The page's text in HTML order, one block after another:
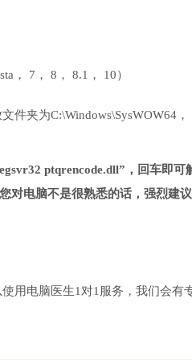
， 7， 8， 8.1， 10）
件夹为C:\Windows\SysWOW64，
ptqrencode.dll”，回车即可
对电脑不是很熟悉的话，强烈建
用电脑医生1对1服务，我们会有